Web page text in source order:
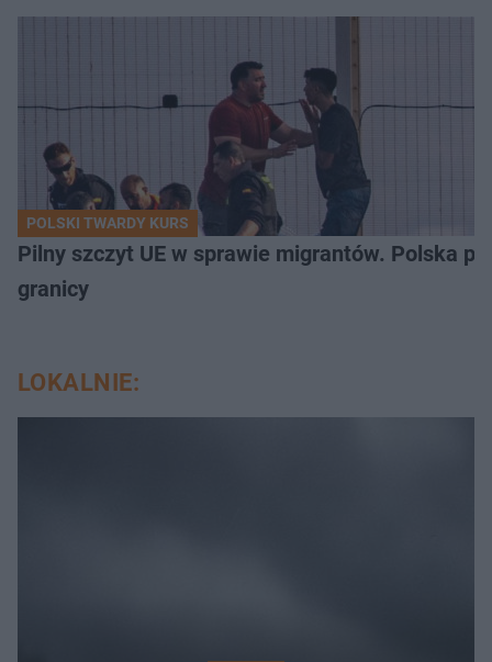
POLSKI TWARDY KURS
Pilny szczyt UE w sprawie migrantów. Polska
granicy
LOKALNIE: